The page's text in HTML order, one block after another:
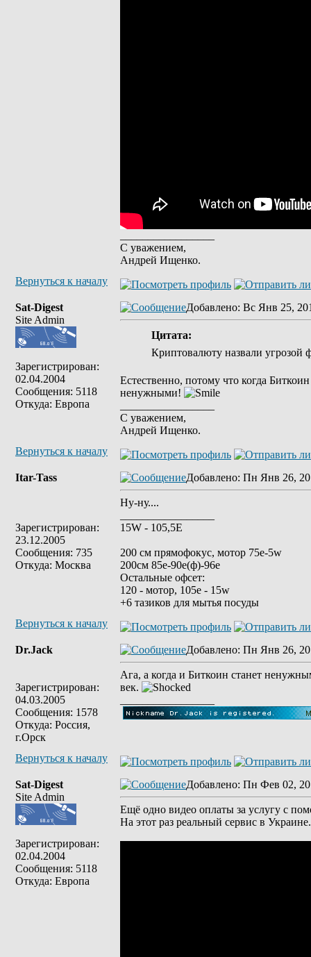
С уважением,
Андрей Ищенко.
Вернуться к началу
Sat-Digest
Site Admin
Зарегистрирован:
02.04.2004
Сообщения: 5118
Откуда: Европа
Добавлено: Вс Янв 25,
Цитата:
Криптовалюту назвали угрозой
Естественно, потому что когда
ненужными!
С уважением,
Андрей Ищенко.
Вернуться к началу
Itar-Tass
Зарегистрирован:
23.12.2005
Сообщения: 735
Откуда: Москва
Добавлено: Пн Янв 26,
Ну-ну....
15W - 105,5E
200 см прямофокус, мотор 75е-5w
200см 85e-90e(ф)-96e
Остальные офсет:
120 - мотор, 105е - 15w
+6 тазиков для мытья посуды
Вернуться к началу
Dr.Jack
Зарегистрирован:
04.03.2005
Сообщения: 1578
Откуда: Россия,
г.Орск
Добавлено: Пн Янв 26,
Ага, а когда и Биткоин станет
век.
Вернуться к началу
Sat-Digest
Site Admin
Зарегистрирован:
02.04.2004
Сообщения: 5118
Откуда: Европа
Добавлено: Пн Фев 02,
Ещё одно видео оплаты за услугу с
На этот раз реальный сервис в Украине.